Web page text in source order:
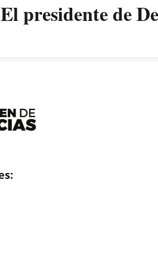
presidente de